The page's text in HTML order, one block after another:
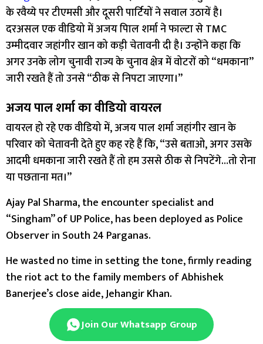
के रवैय्ये पर टीएमसी और दूसरी पार्टियों ने सवाल उठायें है।
दरअसल एक वीडियो में अजय पािल शर्मा ने फाल्टा से TMC
उम्मीदवार जहांगीर खान को कड़ी चेतावनी दी है। उन्होंने कहा कि
अगर उनके लोग चुनावी राज्य के चुनाव क्षेत्र में वोटरों को “धमकाना”
जारी रखते हैं तो उनसे “ठीक से निपटा जाएगा।”
अजय पाल शर्मा का वीडियो वायरल
वायरल हो रहे एक वीडियो में, अजय पाल शर्मा जहांगीर खान के
परिवार को चेतावनी देते हुए कह रहे हैं कि, “उसे बताओ, अगर उसके
आदमी धमकाना जारी रखते हैं तो हम उससे ठीक से निपटेंगे…तो रोना
या पछताना मत।”
Ajay Pal Sharma, the encounter specialist and
“Singham” of UP Police, has been deployed as Police
Observer in South 24 Parganas.
He wasted no time in setting the tone, firmly reading
the riot act to the family members of Abhishek
Banerjee’s close aide, Jehangir Khan.
Join Our Whatsapp Group